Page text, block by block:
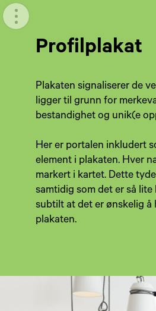
Meny
Profilplakat
Plakaten signaliserer de
ligger til grunn for
bestandighet og unik(e
Her er portalen inkludert
element i plakaten. Hver
markert i kartet. Dette
samtidig som det er så
subtilt at det er ønskelig å
plakaten.